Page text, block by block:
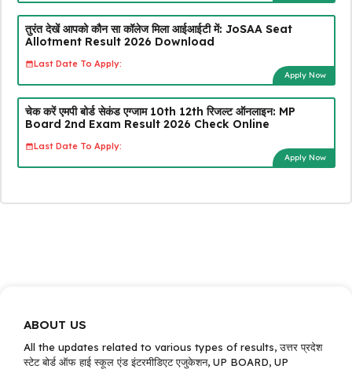
तुरंत देखें आपको कौन सा कॉलेज मिला आईआईटी में: JoSAA Seat
Allotment Result 2026 Download
Last Date To Apply:
Apply Now
चेक करें एमपी बोर्ड सेकंड एग्जाम 10th 12th रिजल्ट ऑनलाइन: MP
Board 2nd Exam Result 2026 Check Online
Last Date To Apply:
Apply Now
ABOUT US
All the updates related to various types of results, उत्तर प्रदेश
स्टेट बोर्ड ऑफ हाई स्कूल एंड इंटरमीडिएट एजुकेशन, UP BOARD, UP